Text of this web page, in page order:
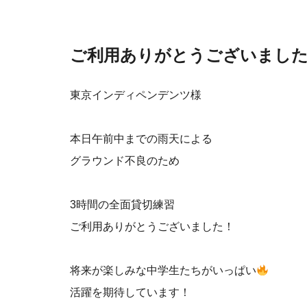
ご利用ありがとうございまし
東京インディペンデンツ様
本日午前中までの雨天による
グラウンド不良のため
3時間の全面貸切練習
ご利用ありがとうございました！
将来が楽しみな中学生たちがいっぱい
活躍を期待しています！